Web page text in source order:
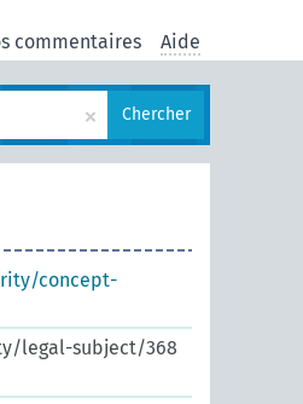
commentaires Aide
× Chercher
concept-
legal-subject/368